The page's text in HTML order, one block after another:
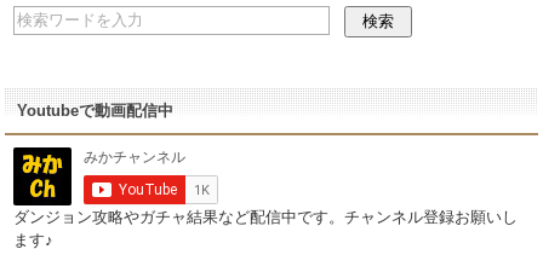
Youtubeで動画配信中
ダンジョン攻略やガチャ結果など配信中です。チャンネル登録お願いし
ます♪